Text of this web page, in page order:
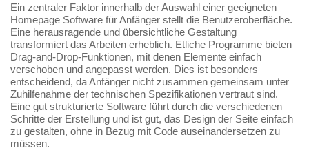
Ein zentraler Faktor innerhalb der Auswahl einer geeigneten
Homepage Software für Anfänger stellt die Benutzeroberfläche.
Eine herausragende und übersichtliche Gestaltung
transformiert das Arbeiten erheblich. Etliche Programme bieten
Drag-and-Drop-Funktionen, mit denen Elemente einfach
verschoben und angepasst werden. Dies ist besonders
entscheidend, da Anfänger nicht zusammen gemeinsam unter
Zuhilfenahme der technischen Spezifikationen vertraut sind.
Eine gut strukturierte Software führt durch die verschiedenen
Schritte der Erstellung und ist gut, das Design der Seite einfach
zu gestalten, ohne in Bezug mit Code auseinandersetzen zu
müssen.